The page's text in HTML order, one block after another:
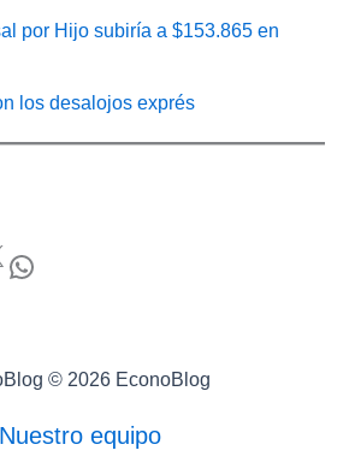
por Hijo subiría a $153.865 en
los desalojos exprés
WhatsApp
© 2026 EconoBlog
Nuestro equipo